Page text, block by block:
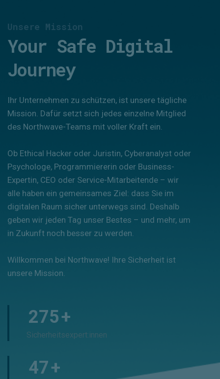
Unsere Mission
Your Safe Digital
Journey
Ihr Unternehmen zu schützen, ist unsere tägliche
Mission. Dafür setzt sich jedes einzelne Mitglied
des Northwave-Teams mit voller Kraft ein.
Ob Ethical Hacker oder Juristin, Cyberanalyst oder
Psychologe, Programmiererin oder Business-
Expertin, CEO oder Service-Mitarbeitende – wir
alle haben ein gemeinsames Ziel: dass Sie im
digitalen Raum sicher unterwegs sind. Deshalb
geben wir jeden Tag unser Bestes – und mehr, um
in Zukunft noch besser zu werden.
Willkommen bei Northwave! Ihre Sicherheit ist
unsere Mission.
275+
Sicherheitsexpert:innen
50+